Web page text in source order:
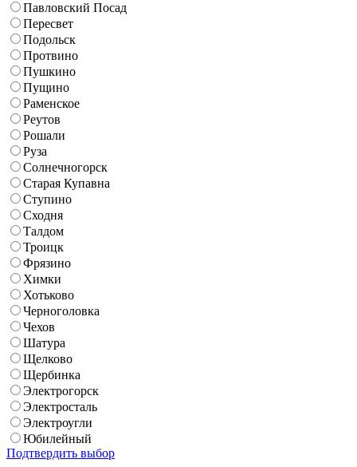
Павловский Посад
Пересвет
Подольск
Протвино
Пушкино
Пущино
Раменское
Реутов
Рошали
Руза
Солнечногорск
Старая Купавна
Ступино
Сходня
Талдом
Троицк
Фрязино
Химки
Хотьково
Черноголовка
Чехов
Шатура
Щелково
Щербинка
Электрогорск
Электросталь
Электроугли
Юбилейный
Подтвердить выбор